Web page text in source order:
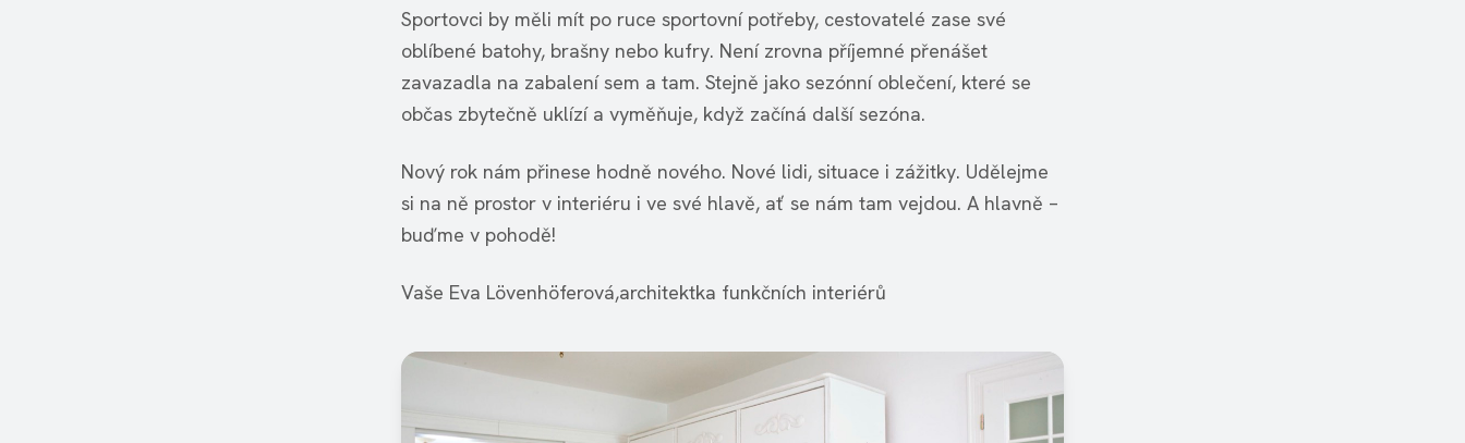
Sportovci by měli mít po ruce sportovní potřeby, cestovatelé zase své
oblíbené batohy, brašny nebo kufry. Není zrovna příjemné přenášet
zavazadla na zabalení sem a tam. Stejně jako sezónní oblečení, které se
občas zbytečně uklízí a vyměňuje, když začíná další sezóna.
Nový rok nám přinese hodně nového. Nové lidi, situace i zážitky. Udělejme
si na ně prostor v interiéru i ve své hlavě, ať se nám tam vejdou. A hlavně –
buďme v pohodě!
Vaše Eva Lövenhöferová,architektka funkčních interiérů